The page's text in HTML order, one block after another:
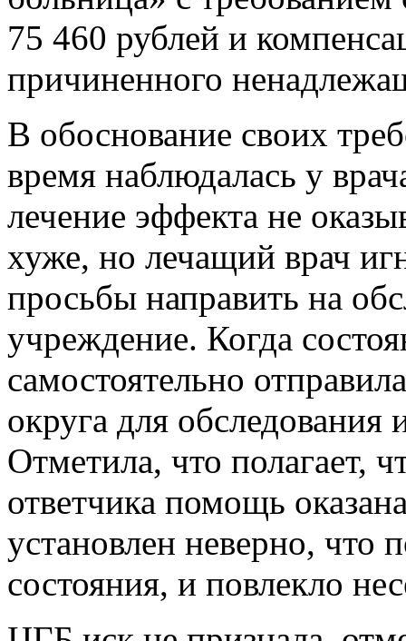
75 460 рублей и
причиненного
В обоснование своих
время наблюдалась у
лечение эффекта не
хуже, но лечащий врач
просьбы направить на
учреждение. Когда
самостоятельно
округа для обследования
Отметила, что полагает,
ответчика помощь
установлен неверно, что
состояния, и повлекло